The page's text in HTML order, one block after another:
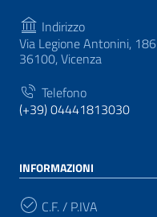
Indirizzo
Via Legione Antonini, 186
36100, Vicenza
Telefono
(+39) 04441813030
INFORMAZIONI
C.F. / P.IVA